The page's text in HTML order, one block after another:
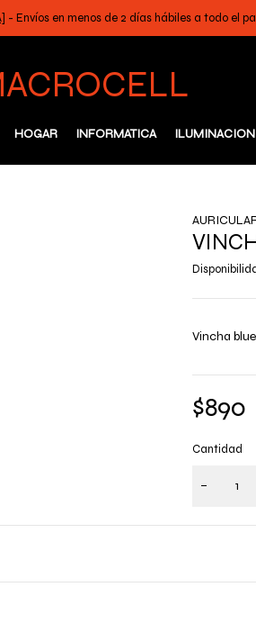
- Envíos en menos de 2 días hábiles a todo el
HOGAR INFORMATICA ILUMINACION
Vincha
$890
Cantidad